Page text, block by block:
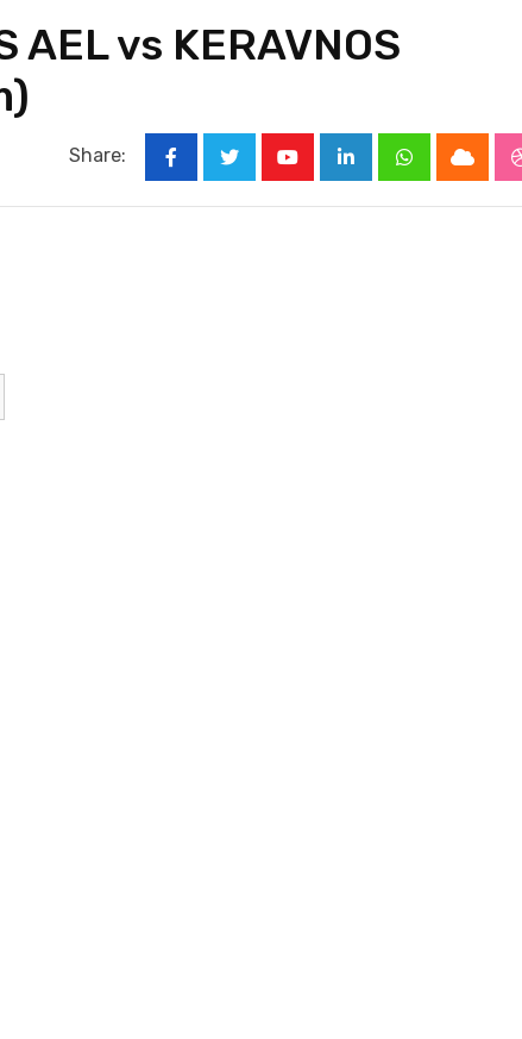
AEL vs KERAVNOS
Share:
LinkedInWhatsappCloud